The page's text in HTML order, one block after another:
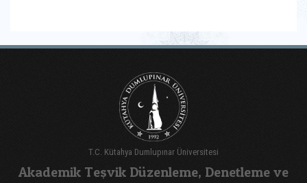
T.C. Kütahya Dumlupınar Üniversitesi
Akademik Teşvik Düzenleme, Denetleme ve